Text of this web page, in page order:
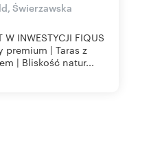
Świerzawska
W INWESTYCJI FIQUS
premium | Taras z
| Bliskość natur...